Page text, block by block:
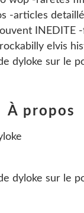
-articles
INEDITE
elvis
dyloke sur le
À propos
dyloke sur le